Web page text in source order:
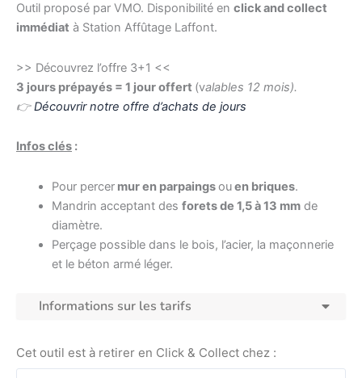
Outil proposé par VMO. Disponibilité en click and collect
immédiat à Station Affûtage Laffont.
>> Découvrez l’offre 3+1 <<
3 jours prépayés = 1 jour offert (valables 12 mois).
👉Découvrir notre offre d’achats de jours
Infos clés :
Pour percermur en parpaingsouen briques.
Mandrin acceptant des forets de 1,5 à 13 mmde
diamètre.
Perçage possible dans le bois, l’acier, la maçonnerie
et le béton armé léger.
Informations sur les tarifs
Cet outil est à retirer en Click & Collect chez :